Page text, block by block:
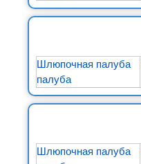
Шлюпочная палуба
палуба
Шлюпочная палуба